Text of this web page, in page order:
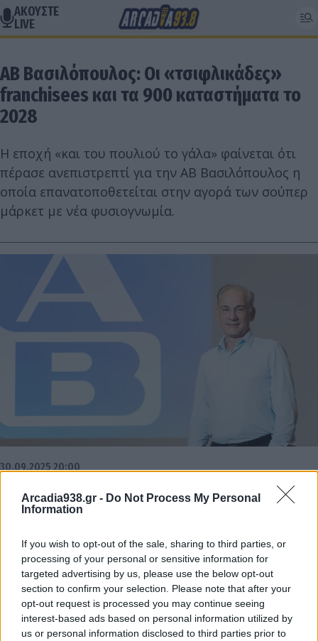
Arcadia938.gr - Do Not Process My Personal
Information
If you wish to opt-out of the sale, sharing to third parties, or
processing of your personal or sensitive information for
targeted advertising by us, please use the below opt-out
section to confirm your selection. Please note that after your
opt-out request is processed you may continue seeing
interest-based ads based on personal information utilized by
us or personal information disclosed to third parties prior to
ΑΚΟΥΣΤΕ
LIVE
ΑΒ Βασιλόπουλος: Οι «τσιφλικάδες»
franchisees και τα 900 καταστήματα το
2028
Η εποχή «και του πουλιού το γάλα» φαίνεται ότι
πέρασε ανεπιστρεπτί για την ΑΒ Βασιλόπουλος η
οποία επανατοποθετείται στην αγορά των σούπερ
μάρκετ με νέα φυσιογνωμία.
30.09.2025 20:00
Η ΑΒ Βασιλόπουλος προσπαθεί να ξεφορτωθεί δύο
πράγματα αυτό τον καιρό: την «ρετσινιά» της
καταστήματα. Ως προς το τελευταίο βρίσκεται σε
εξέλιξη ένα γενναίο πρόγραμμα μεταφοράς
εταιρικών καταστημάτων σε συνεργάτες μέσω του
συστήματος franchise. To 2024 32 εταιρικά
καταστήματα πέρασαν σε χέρια franchisees και